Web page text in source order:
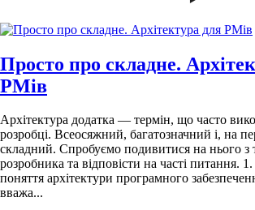
Просто про складне.
РМів
Архітектура додатка — термін, що часто
розробці. Всеосяжний, багатозначний і, на
складний. Спробуємо подивитися на нього з
розробника та відповісти на часті питання.
поняття архітектури програмного
вважа...